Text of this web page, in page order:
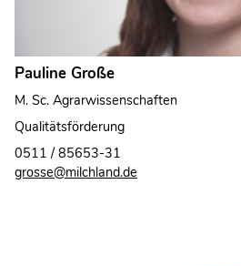
Pauline Große
M. Sc. Agrarwissenschaften
Qualitätsförderung
0511 / 85653-31
grosse@milchland.de